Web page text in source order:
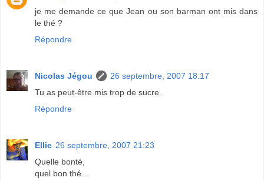
je me demande ce que Jean ou son barman ont mis dans
le thé ?
Répondre
Nicolas Jégou
26 septembre, 2007 18:17
Tu as peut-être mis trop de sucre.
Répondre
Ellie 26 septembre, 2007 21:23
Quelle bonté,
quel bon thé...